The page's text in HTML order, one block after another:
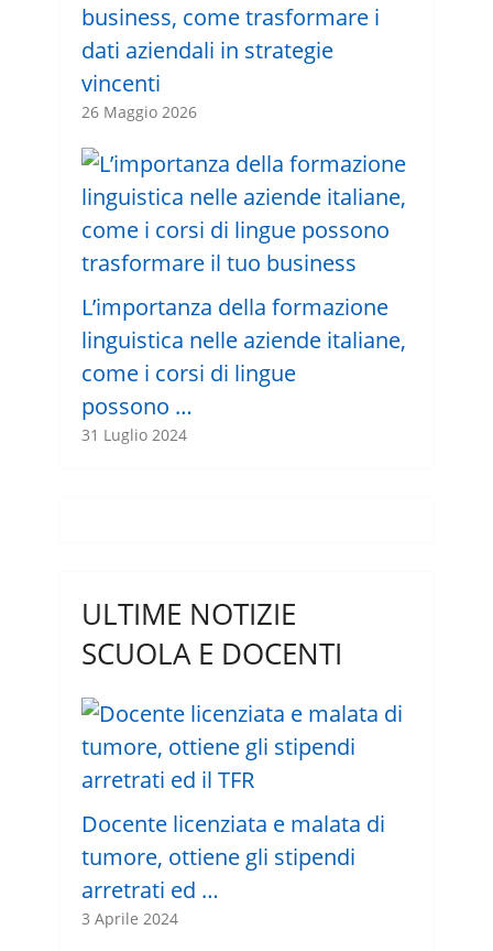
business, come trasformare i
dati aziendali in strategie
vincenti
26 Maggio 2026
L’importanza della formazione
linguistica nelle aziende italiane,
come i corsi di lingue
possono …
31 Luglio 2024
ULTIME NOTIZIE
SCUOLA E DOCENTI
Docente licenziata e malata di
tumore, ottiene gli stipendi
arretrati ed …
3 Aprile 2024